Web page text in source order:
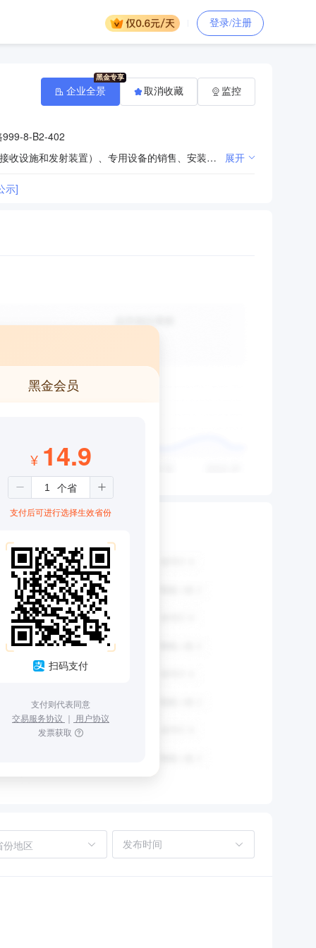
登录/注册
8-B2-402
智能交通信息化软件的技术开发、技术咨询、技术服务、销售、安装；通信设备（不含卫星电视广播地面接收设施和发射装置）、专用设备的销售、安装、租赁（不含融资性租赁）；建筑智能化工程的施工（凭有效资质证书经营）；信息系统集成服务；面向成年人开展的培训服务（不含国家统一认可的职业证书类培训）；代理发展电信业务；增值电信业务（凭有效许可证经营）。（依法须经批准的项目，经相关部门批准后方可开展经营活动）
展开
示]
企业全景 取消收藏 监控
黑金会员
¥ 14.9
支付后可进行选择生效省份
扫码支付
支付则代表同意
交易服务协议 ｜ 用户协议
发票获取
份地区